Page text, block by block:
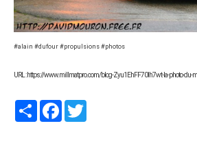
#alain #dufour #propulsions #photos
URL : https://www.millmatpro.com/blog-Zyu1EhFF70lh7wt-la-photo-du-
PartagerFacebook